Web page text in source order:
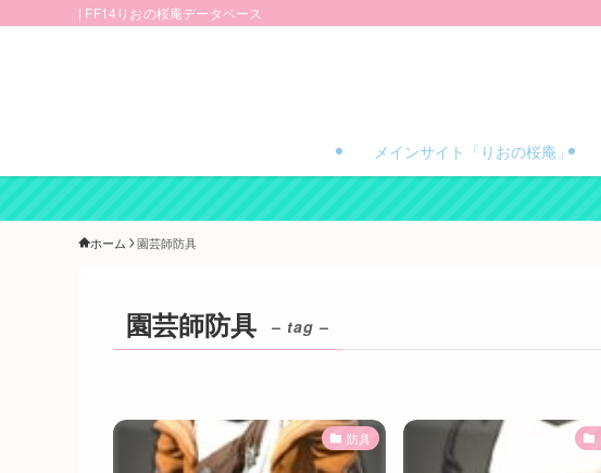
| FF14りおの桜庵データベース
メインサイト「りおの桜庵」
ホーム 園芸師防具
園芸師防具 – tag –
防具